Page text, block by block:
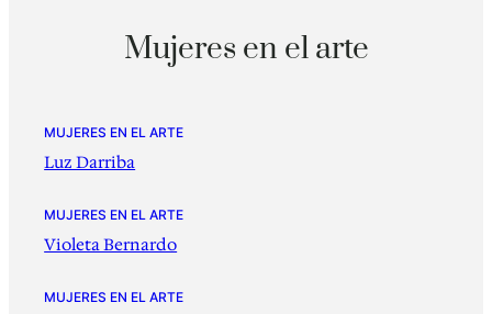
Mujeres en el arte
MUJERES EN EL ARTE
Luz Darriba
MUJERES EN EL ARTE
Violeta Bernardo
MUJERES EN EL ARTE